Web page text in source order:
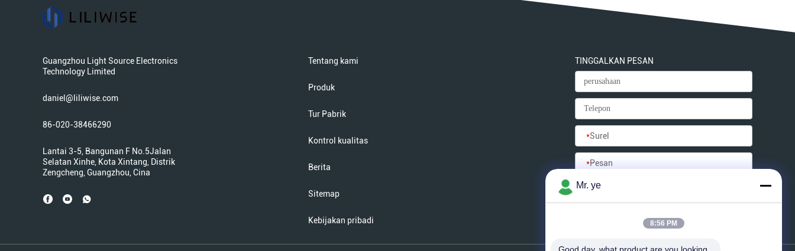
Guangzhou Light Source Electronics
Technology Limited
daniel@liliwise.com
86-020-38466290
Lantai 3-5, Bangunan F No.5Jalan
Selatan Xinhe, Kota Xintang, Distrik
Zengcheng, Guangzhou, Cina
Tentang kami
Produk
Tur Pabrik
Kontrol kualitas
Berita
Sitemap
Kebijakan pribadi
TINGGALKAN PESAN
*Surel
*Pesan
Mr. ye
8:56 PM